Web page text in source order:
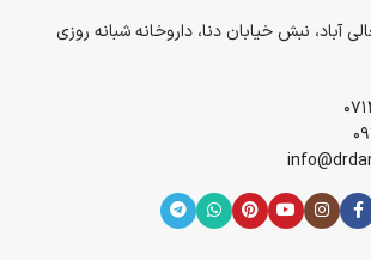
آباد، نبش خیابان دنا، داروخانه شبانه روزی